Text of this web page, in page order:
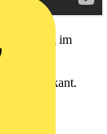
Fixierung im
Innenvierkant.